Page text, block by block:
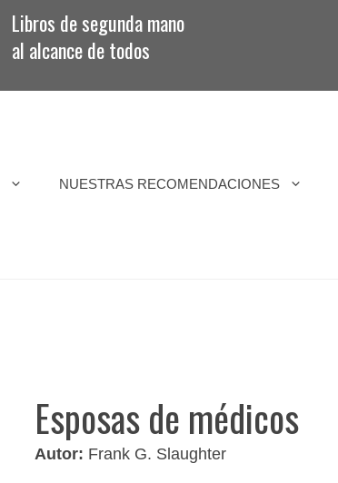
Libros de segunda mano
al alcance de todos
NUESTRAS RECOMENDACIONES
Esposas de médicos
Autor: Frank G. Slaughter